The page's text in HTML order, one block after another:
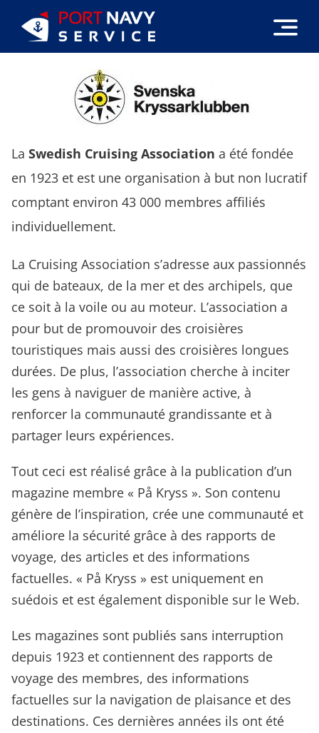
contenu
La Swedish Cruising Association a été fondée
en 1923 et est une organisation à but non lucratif
comptant environ 43 000 membres affiliés
individuellement.
La Cruising Association s’adresse aux passionnés
qui de bateaux, de la mer et des archipels, que
ce soit à la voile ou au moteur. L’association a
pour but de promouvoir des croisières
touristiques mais aussi des croisières longues
durées. De plus, l’association cherche à inciter
les gens à naviguer de manière active, à
renforcer la communauté grandissante et à
partager leurs expériences.
Tout ceci est réalisé grâce à la publication d’un
magazine membre « På Kryss ». Son contenu
génère de l’inspiration, crée une communauté et
améliore la sécurité grâce à des rapports de
voyage, des articles et des informations
factuelles. « På Kryss » est uniquement en
suédois et est également disponible sur le Web.
Les magazines sont publiés sans interruption
depuis 1923 et contiennent des rapports de
voyage des membres, des informations
factuelles sur la navigation de plaisance et des
destinations. Ces dernières années ils ont été